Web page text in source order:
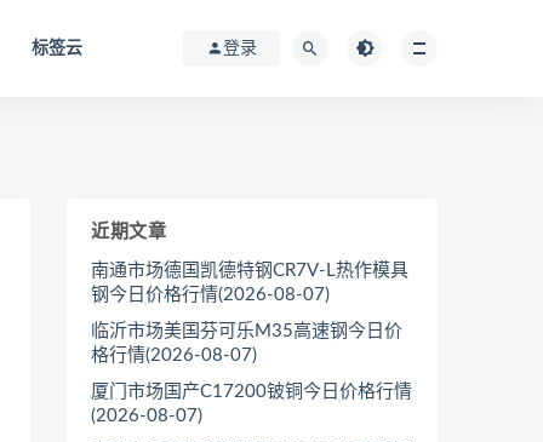
标签云 登录
近期文章
南通市场德国凯德特钢CR7V-L热作模具
钢今日价格行情(2026-08-07)
临沂市场美国芬可乐M35高速钢今日价
格行情(2026-08-07)
厦门市场国产C17200铍铜今日价格行情
(2026-08-07)